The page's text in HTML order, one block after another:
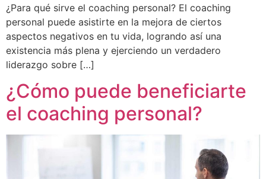
¿Para qué sirve el coaching personal? El coaching
personal puede asistirte en la mejora de ciertos
aspectos negativos en tu vida, logrando así una
existencia más plena y ejerciendo un verdadero
liderazgo sobre […]
¿Cómo puede beneficiarte
el coaching personal?